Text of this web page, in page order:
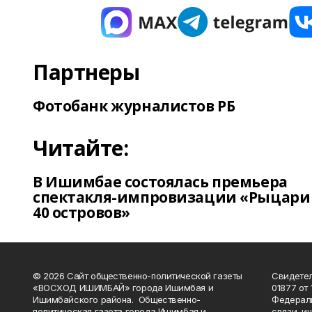
Партнеры
Фотобанк журналистов РБ
Читайте:
В Ишимбае состоялась премьера
спектакля-импровизации «Рыцари
40 островов»
© 2026 Сайт общественно-политической газеты
«ВОСХОД ИШИМБАЙ» города Ишимбая и
Ишимбайского района. Общественно-
01877 от